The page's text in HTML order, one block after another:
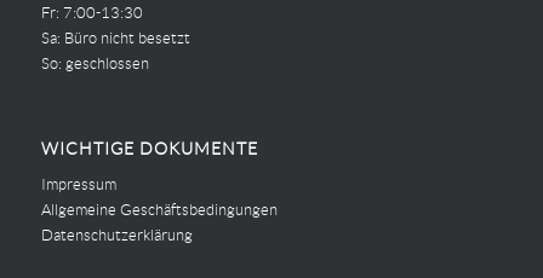
Fr: 7:00-13:30
Sa: Büro nicht besetzt
So: geschlossen
WICHTIGE DOKUMENTE
Impressum
Allgemeine Geschäftsbedingungen
Datenschutzerklärung